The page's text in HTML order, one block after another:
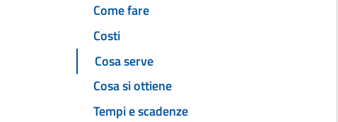
Come fare
Costi
Cosa serve
Cosa si ottiene
Tempi e scadenze